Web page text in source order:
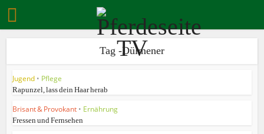
Tag -Dülmener
Jugend • Pflege
Rapunzel, lass dein Haar herab
Brisant & Provokant • Ernährung
Fressen und Fernsehen